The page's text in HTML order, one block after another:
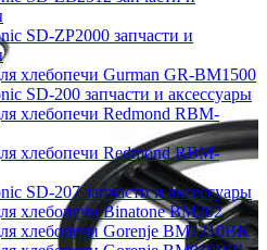
SD-ZP2000 запчасти и
хлебопечи Gurman GR-BM1500
SD-200 запчасти и аксессуары
хлебопечи Redmond RBM-
хлебопечи Redmond RBM-
SD-207 запчасти и аксессуары
хлебопечи Binatone BM202
хлебопечи Gorenje BM1210BK